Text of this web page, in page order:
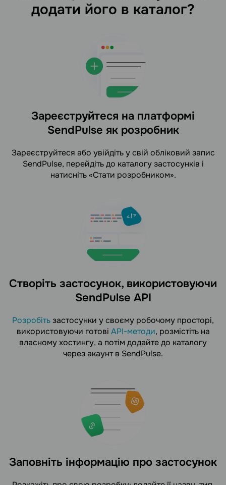
додати його в каталог?
Зареєструйтеся на платформі
SendPulse як розробник
Зареєструйтеся або увійдіть у свій обліковий запис
SendPulse, перейдіть до каталогу застосунків і
натисніть «Cтати розробником».
Створіть застосунок, використовуючи
SendPulse API
Розробітьзастосунки у своєму робочому просторі,
використовуючи готові API-методи, розмістіть на
власному хостингу, а потім додайте до каталогу
через акаунт в SendPulse.
Заповніть інформацію про застосунок